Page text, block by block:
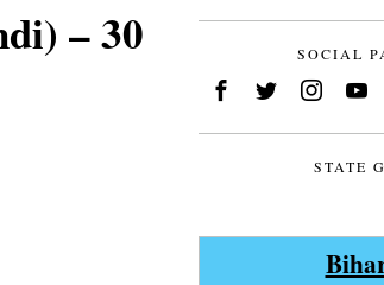
– 30
SOCIAL
STATE